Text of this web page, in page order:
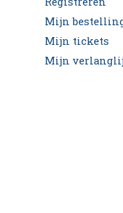
Mijn
Mijn tickets
Mijn